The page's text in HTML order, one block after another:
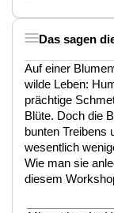
Das sagen
Auf einer
wilde Leben:
prächtige
Blüte. Doch die
bunten Treibens
wesentlich
Wie man sie
diesem